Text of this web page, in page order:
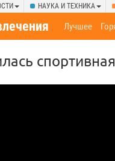
НАУКА И ТЕХНИКА
Лучшее